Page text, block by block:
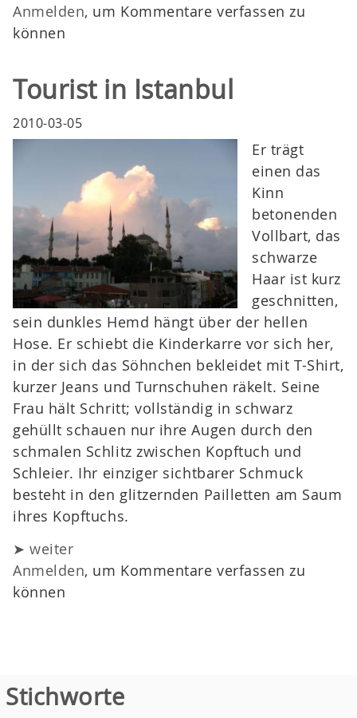
Anmelden, um Kommentare verfassen zu
können
Tourist in Istanbul
2010-03-05
Er trägt
einen das
Kinn
betonenden
Vollbart, das
schwarze
Haar ist kurz
geschnitten,
sein dunkles Hemd hängt über der hellen
Hose. Er schiebt die Kinderkarre vor sich her,
in der sich das Söhnchen bekleidet mit T-Shirt,
kurzer Jeans und Turnschuhen räkelt. Seine
Frau hält Schritt; vollständig in schwarz
gehüllt schauen nur ihre Augen durch den
schmalen Schlitz zwischen Kopftuch und
Schleier. Ihr einziger sichtbarer Schmuck
besteht in den glitzernden Pailletten am Saum
ihres Kopftuchs.
➤ weiter
Anmelden, um Kommentare verfassen zu
können
Stichworte